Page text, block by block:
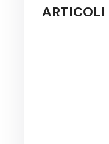
ARTICOLI